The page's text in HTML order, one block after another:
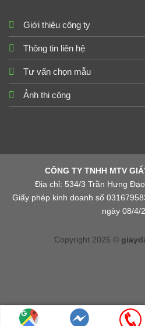
Giới thiệu công ty
Thông tin liên hệ
Tư vấn chọn mẫu
Ảnh thi công
CÔNG TY TNHH MTV
Địa chỉ: 534/3 Trần Hưng
Giấy phép kinh doanh số
ngày 08/4/
Copyright 2026 ©